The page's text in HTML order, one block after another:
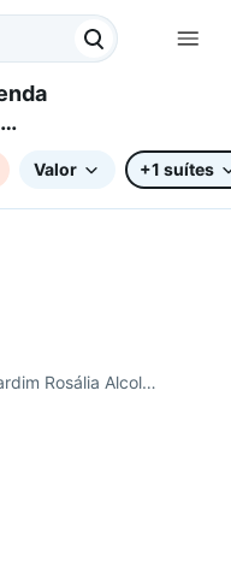
Valor +1 suítes
R. Pedro Theodoro de Almeida, Jardim Rosália Alcolea